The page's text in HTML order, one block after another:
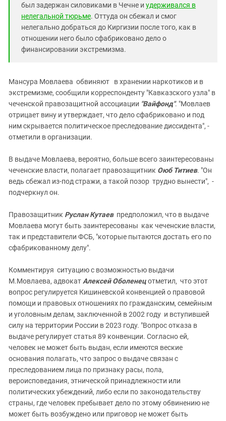
был задержан силовиками в Чечне и удерживался в
нелегальной тюрьме. Оттуда он сбежал и смог
нелегально добраться до Киргизии после того, как в
отношении него было сфабриковано дело о
финансировании экстремизма.
Мансура Мовлаева обвиняют в хранении наркотиков и в
экстремизме, сообщили корреспонденту "Кавказского узла" в
чеченской правозащитной ассоциации "Вайфонд". "Мовлаев
отрицает вину и утверждает, что дело сфабриковано и под
ним скрывается политическое преследование диссидента", -
отметили в организации.
В выдаче Мовлаева, вероятно, больше всего заинтересованы
чеченские власти, полагает правозащитник Оюб Титиев. "Он
ведь сбежал из-под стражи, а такой позор трудно вынести", -
подчеркнул он.
Правозащитник Руслан Кутаев предположил, что в выдаче
Мовлаева могут быть заинтересованы как чеченские власти,
так и представители ФСБ, "которые пытаются достать его по
сфабрикованному делу".
Комментируя ситуацию с возможностью выдачи
М.Мовлаева, адвокат Алексей Оболенецотметил, что этот
вопрос регулируется Кишиневской конвенцией о правовой
помощи и правовых отношениях по гражданским, семейным
и уголовным делам, заключенной в 2002 году и вступившей
силу на территории России в 2023 году. "Вопрос отказа в
выдаче регулирует статья 89 конвенции. Согласно ей,
человек не может быть выдан, если имеются веские
основания полагать, что запрос о выдаче связан с
преследованием лица по признаку расы, пола,
вероисповедания, этнической принадлежности или
политических убеждений, либо если по законодательству
страны, где человек пребывает дело по этому обвинению не
может быть возбуждено или приговор не может быть